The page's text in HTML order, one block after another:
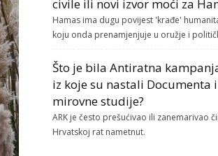
civile ili novi izvor moći za
Hamas ima dugu povijest 'krađe'
koju onda prenamjenjuje u oružje i
Što je bila Antiratna
iz koje su nastali Documenta
mirovne studije?
ARK je često prešućivao ili zanemarivao
Hrvatskoj rat nametnut.